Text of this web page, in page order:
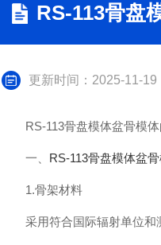
RS-113骨盘
更新时间：2025-11-19
RS-113骨盘模体盆骨模体
一、 RS-113骨盘模体盆
1.骨架材料
采用符合国际辐射单位和测